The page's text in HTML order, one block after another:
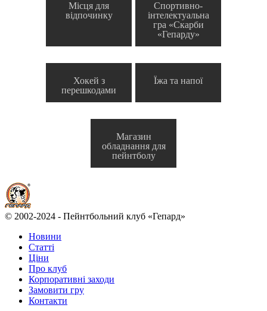
Місця для
відпочинку
Спортивно-
інтелектуальна
гра «Скарби
«Гепарду»
Хокей з
перешкодами
Їжа та напої
Магазин
обладнання для
пейнтболу
© 2002-2024 - Пейнтбольний клуб «Гепард»
Новини
Статті
Ціни
Про клуб
Корпоративні заходи
Замовити гру
Контакти